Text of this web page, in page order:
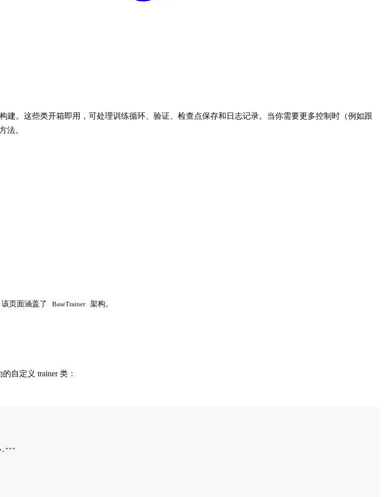
建。这些类开箱即用，可处理训练循环、验证、检查点保存和日志记录。当你需要更多控制时（例如跟
法。
页面涵盖了 BaseTrainer 架构。
自定义 trainer 类：